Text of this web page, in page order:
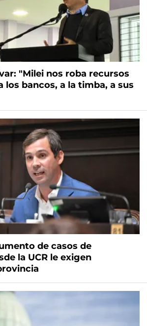
"Milei nos roba recursos
los bancos, a la timba, a sus
de casos de
la UCR le exigen